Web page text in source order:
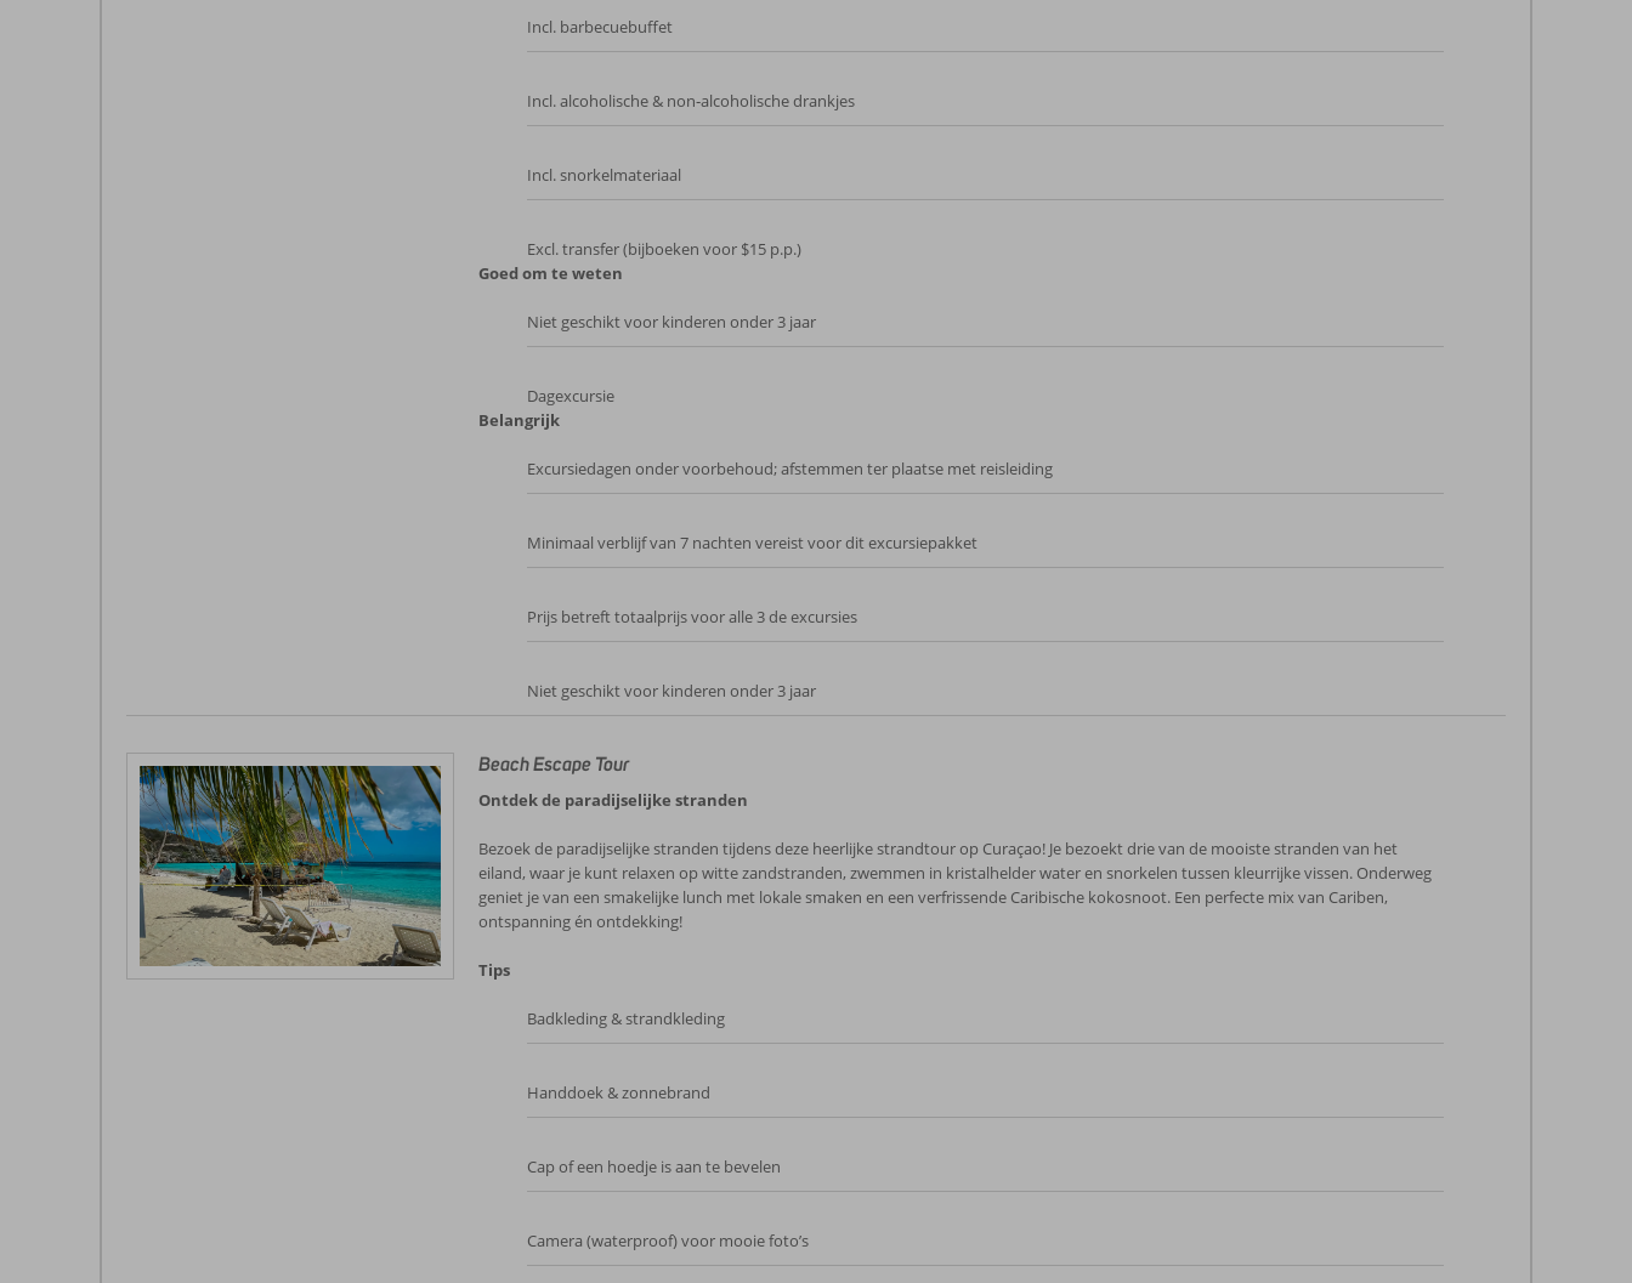
Incl. barbecuebuffet
Incl. alcoholische & non‑alcoholische drankjes
Incl. snorkelmateriaal
Excl. transfer (bijboeken voor $15 p.p.)
Goed om te weten
Niet geschikt voor kinderen onder 3 jaar
Dagexcursie
Belangrijk
Excursiedagen onder voorbehoud; afstemmen ter plaatse met reisleiding
Minimaal verblijf van 7 nachten vereist voor dit excursiepakket
Prijs betreft totaalprijs voor alle 3 de excursies
Niet geschikt voor kinderen onder 3 jaar
Beach Escape Tour
Ontdek de paradijselijke stranden
Bezoek de paradijselijke stranden tijdens deze heerlijke strandtour op Curaçao! Je bezoekt drie van de mooiste stranden van het
eiland, waar je kunt relaxen op witte zandstranden, zwemmen in kristalhelder water en snorkelen tussen kleurrijke vissen. Onderweg
geniet je van een smakelijke lunch met lokale smaken en een verfrissende Caribische kokosnoot. Een perfecte mix van Cariben,
ontspanning én ontdekking!
Tips
Badkleding & strandkleding
Handdoek & zonnebrand
Cap of een hoedje is aan te bevelen
Camera (waterproof) voor mooie foto’s